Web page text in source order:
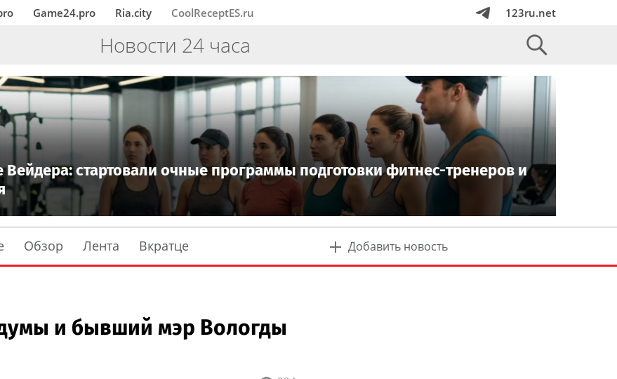
Game24.pro Ria.city CoolReceptES.ru 123ru.net
Новости 24 часа
стартовали очные программы подготовки фитнес-тренеров и
Обзор Лента Вкратце Добавить новость
и бывший мэр Вологды